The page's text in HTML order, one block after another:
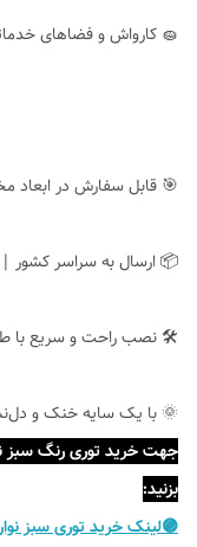
🧽 کارواش و فضاهای
🎯 قابل سفارش در ابعاد
📦 ارسال به سراسر کشور |
🛠 نصب راحت و سریع با
🌞 با یک سایه خنک و
جهت خرید توری رنگ سبز
بزنید:
🟣لینک خرید توری سبز